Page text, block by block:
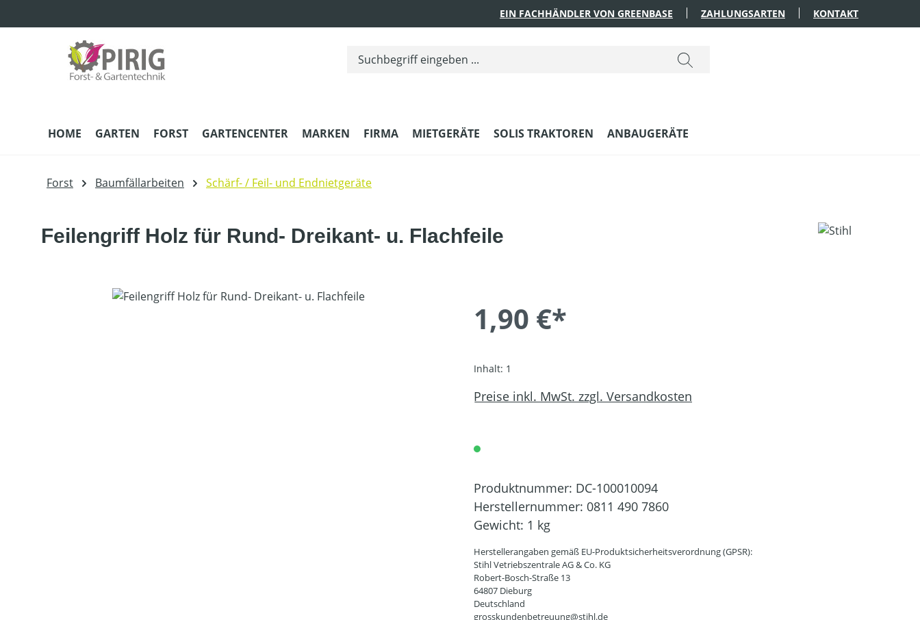
EIN FACHHÄNDLER VON GREENBASE ZAHLUNGSARTEN KONTAKT
HOME GARTEN FORST GARTENCENTER MARKEN FIRMA MIETGERÄTE SOLIS TRAKTOREN ANBAUGERÄTE
Forst Baumfällarbeiten Schärf- / Feil- und Endnietgeräte
Feilengriff Holz für Rund- Dreikant- u. Flachfeile
Bildergalerie überspringen
1,90 €*
Inhalt: 1
Preise inkl. MwSt. zzgl. Versandkosten
Produktnummer: DC-100010094
Herstellernummer: 0811 490 7860
Gewicht: 1 kg
Herstellerangaben gemäß EU-Produktsicherheitsverordnung (GPSR):
Stihl Vetriebszentrale AG & Co. KG
Robert-Bosch-Straße 13
64807 Dieburg
Deutschland
grosskundenbetreuung@stihl.de